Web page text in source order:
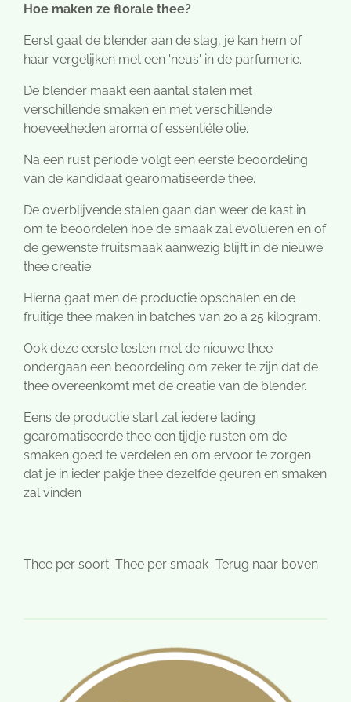
Hoe maken ze florale thee?
Eerst gaat de blender aan de slag, je kan hem of
haar vergelijken met een 'neus' in de parfumerie.
De blender maakt een aantal stalen met
verschillende smaken en met verschillende
hoeveelheden aroma of essentiële olie.
Na een rust periode volgt een eerste beoordeling
van de kandidaat gearomatiseerde thee.
De overblijvende stalen gaan dan weer de kast in
om te beoordelen hoe de smaak zal evolueren en of
de gewenste fruitsmaak aanwezig blijft in de nieuwe
thee creatie.
Hierna gaat men de productie opschalen en de
fruitige thee maken in batches van 20 a 25 kilogram.
Ook deze eerste testen met de nieuwe thee
ondergaan een beoordeling om zeker te zijn dat de
thee overeenkomt met de creatie van de blender.
Eens de productie start zal iedere lading
gearomatiseerde thee een tijdje rusten om de
smaken goed te verdelen en om ervoor te zorgen
dat je in ieder pakje thee dezelfde geuren en smaken
zal vinden
Thee per soort Thee per smaak Terug naar boven